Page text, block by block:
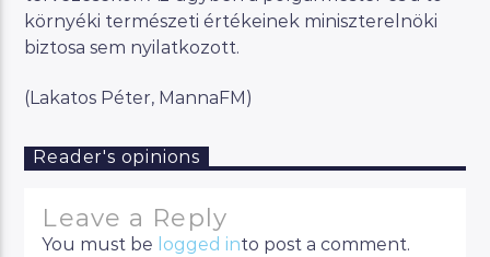
környéki természeti értékeinek miniszterelnöki
biztosa sem nyilatkozott.
(Lakatos Péter, MannaFM)
Reader's opinions
Leave a Reply
You must be logged into post a comment.